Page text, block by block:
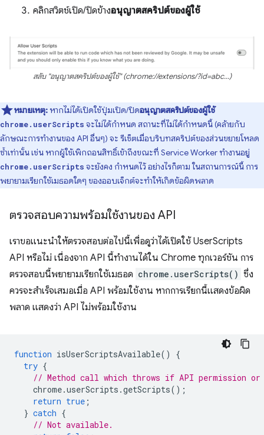
คลิกสวิตช์เปิด/ปิดข้างอนุญาตสคริปต์ของผู้ใช้
สลับ "อนุญาตสคริปต์ของผู้ใช้" (chrome://extensions/?id=abc...)
หมายเหตุ: หากไม่ได้เปิดใช้ปุ่มเปิด/ปิดอนุญาตสคริปต์ของผู้ใช้
chrome.userScripts จะไม่ได้กำหนด สถานะที่ไม่ได้กำหนดนี้ (คล้ายกับ
ลักษณะการทำงานของ API อื่นๆ) จะ รีเซ็ตเมื่อบริบทสคริปต์ของส่วนขยายโหลด
ซ้ำเท่านั้น เช่น หากผู้ใช้เพิกถอนสิทธิ์เข้าถึงขณะที่ Service Worker ทำงานอยู่
chrome.userScripts จะยังคง กำหนดไว้ อย่างไรก็ตาม ในสถานการณ์นี้ การ
พยายามเรียกใช้เมธอดใดๆ ของออบเจ็กต์จะทำให้เกิดข้อผิดพลาด
ตรวจสอบความพร้อมใช้งานของ API
เราขอแนะนำให้ตรวจสอบต่อไปนี้เพื่อดูว่าได้เปิดใช้ UserScripts
API หรือไม่ เนื่องจาก API นี้ทำงานได้ใน Chrome ทุกเวอร์ชัน การ
ตรวจสอบนี้พยายามเรียกใช้เมธอด chrome.userScripts() ซึ่ง
ควรจะสำเร็จเสมอเมื่อ API พร้อมใช้งาน หากการเรียกนี้แสดงข้อผิด
พลาด แสดงว่า API ไม่พร้อมใช้งาน
function isUserScriptsAvailable()
{
try {
// Method call which throws if API permission
chrome.userScripts .getScripts();
return true ;
} catch {
// Not available.